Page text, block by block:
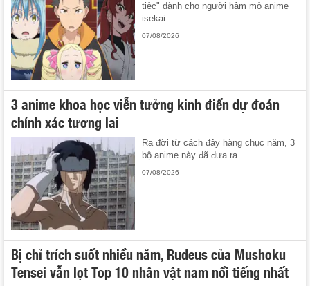
tiệc" dành cho người hâm mộ anime
isekai ...
07/08/2026
3 anime khoa học viễn tưởng kinh điển dự đoán
chính xác tương lai
Ra đời từ cách đây hàng chục năm, 3
bộ anime này đã đưa ra ...
07/08/2026
Bị chỉ trích suốt nhiều năm, Rudeus của Mushoku
Tensei vẫn lọt Top 10 nhân vật nam nổi tiếng nhất